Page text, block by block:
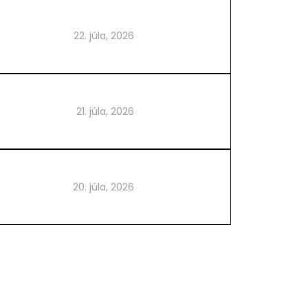
22. júla, 2026
21. júla, 2026
20. júla, 2026